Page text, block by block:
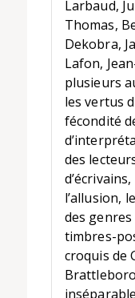
Larbaud,
Thomas,
Dekobra,
Lafon,
plusieurs
les vertus
fécondité
des
l’allusion,
des
timbres-
croquis de